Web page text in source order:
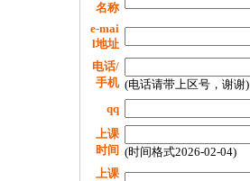
名称
e-mai
l地址
电话/
手机 (电话请带上区号，谢谢)
qq
上课
时间 (时间格式2026-02-04)
上课